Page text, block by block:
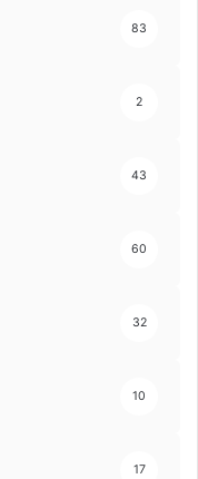
83
2
43
60
32
10
17